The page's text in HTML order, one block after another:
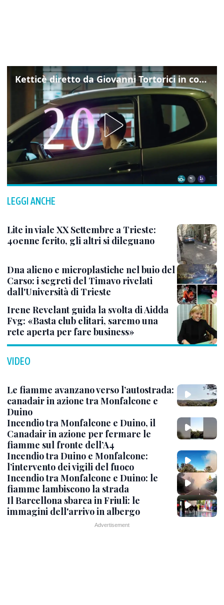
Ketticè diretto da Giovanni Tortorici in concorso al Locarno Film Festival
LEGGI ANCHE
Lite in viale XX Settembre a Trieste:
40enne ferito, gli altri si dileguano
Dna alieno e microplastiche nel buio del
Carso: i segreti del Timavo rivelati
dall'Università di Trieste
Irene Revelant guida la svolta di Aidda
Fvg: «Basta club elitari, saremo una
rete aperta per fare business»
VIDEO
Le fiamme avanzano verso l’autostrada:
canadair in azione tra Monfalcone e
Duino
Incendio tra Monfalcone e Duino, il
Canadair in azione per fermare le
fiamme sul fronte dell’A4
Incendio tra Duino e Monfalcone:
l’intervento dei vigili del fuoco
Incendio tra Monfalcone e Duino: le
fiamme lambiscono la strada
Il Barcellona sbarca in Friuli: le
immagini dell'arrivo in albergo